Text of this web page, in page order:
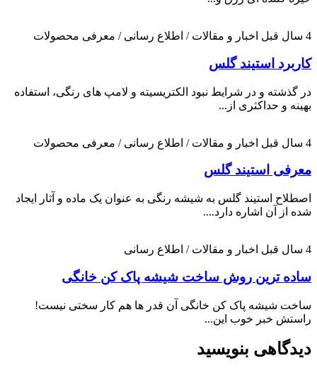
4 سال قبل اخبار و مقالات / اطلاع رسانی / معرفی محصولات
کاربرد استیند گلس
در گذشته و در شرایط نبود الکتریسیته و لامپ های رنگی، استفاده
بهینه و حداکثری از...
4 سال قبل اخبار و مقالات / اطلاع رسانی / معرفی محصولات
معرفی استیند گلس
اصطلاح استیند گلس به شیشه رنگی به عنوان یک ماده و آثار ایجاد
شده از آن اشاره دارد....
4 سال قبل اخبار و مقالات / اطلاع رسانی
ساده ترین روش ساخت شیشه پاک کن خانگی
ساخت شیشه پاک کن خانگی آن قدر ها هم کار سختی نیست!
راستش خبر خوب این...
دیدگاهی بنویسید